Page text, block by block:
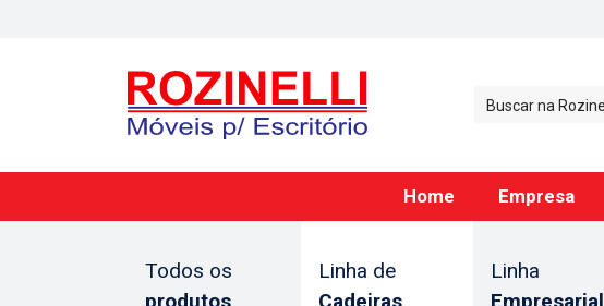
Home Empresa
Todos os
produtos
Linha de
Cadeiras
Linha
Empresarial